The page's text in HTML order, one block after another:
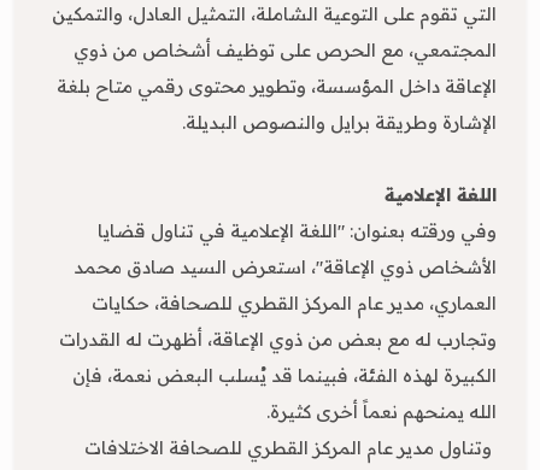
التي تقوم على التوعية الشاملة، التمثيل العادل، والتمكين
المجتمعي، مع الحرص على توظيف أشخاص من ذوي
الإعاقة داخل المؤسسة، وتطوير محتوى رقمي متاح بلغة
الإشارة وطريقة برايل والنصوص البديلة.
اللغة الإعلامية
وفي ورقته بعنوان: "اللغة الإعلامية في تناول قضايا
الأشخاص ذوي الإعاقة"، استعرض السيد صادق محمد
العماري، مدير عام المركز القطري للصحافة، حكايات
وتجارب له مع بعض من ذوي الإعاقة، أظهرت له القدرات
الكبيرة لهذه الفئة، فبينما قد يُسلب البعض نعمة، فإن
الله يمنحهم نعماً أخرى كثيرة.
وتناول مدير عام المركز القطري للصحافة الاختلافات